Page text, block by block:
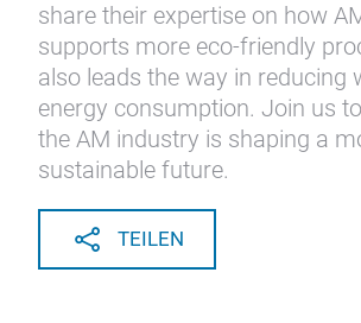
share their expertise on how
supports more eco-friendly
also leads the way in reducing
energy consumption. Join us
the AM industry is shaping a
sustainable future.
TEILEN